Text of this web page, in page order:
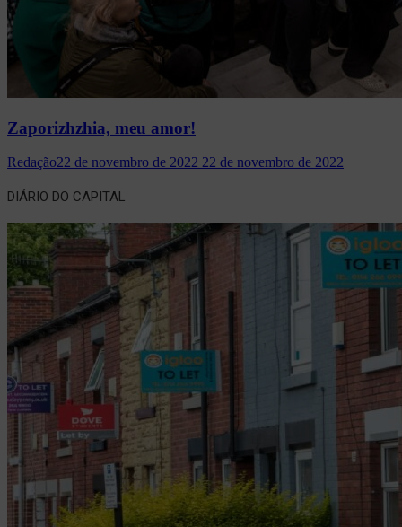
Zaporizhzhia, meu amor!
Redação22 de novembro de 2022 22 de novembro de 2022
DIÁRIO DO CAPITAL